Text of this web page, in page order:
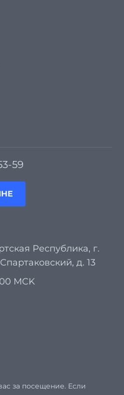
59
Республика, г.
д. 13
MCK
за посещение. Если